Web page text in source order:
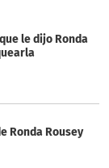
le dijo Ronda
Ronda Rousey